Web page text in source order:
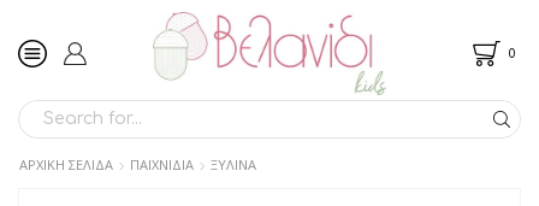
0
ΑΡΧΙΚΉ ΣΕΛΊΔΑ ΠΑΙΧΝΙΔΙΑ ΞΥΛΙΝΑ